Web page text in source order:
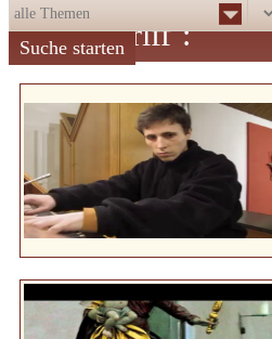
Suchbegriff :